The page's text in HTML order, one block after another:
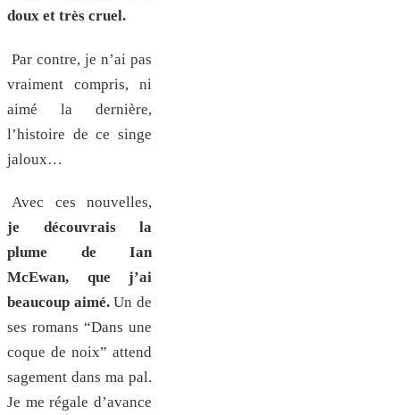
doux et très cruel.
Par contre, je n’ai pas
vraiment compris, ni
aimé la dernière,
l’histoire de ce singe
jaloux…
Avec ces nouvelles,
je découvrais la
plume de Ian
McEwan, que j’ai
beaucoup aimé.Un de
ses romans “Dans une
coque de noix” attend
sagement dans ma pal.
Je me régale d’avance